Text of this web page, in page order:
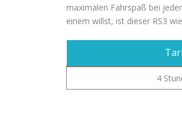
maximalen Fahrspaß bei
einem willst, ist dieser RS3
4